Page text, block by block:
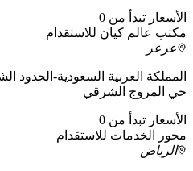
الأسعار تبدأ من 0
مكتب عالم كيان للاستقدام
عرعر
المملكة العربية السعودية-الحدود
حي المروج الشرقي
الأسعار تبدأ من 0
محور الخدمات للاستقدام
الرياض